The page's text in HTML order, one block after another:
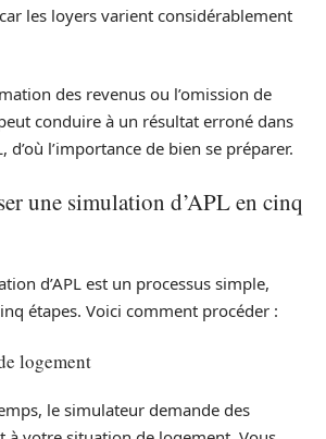
les loyers varient considérablement
des revenus ou l’omission de
conduire à un résultat erroné dans
d’où l’importance de bien se préparer.
une simulation d’APL en cinq
d’APL est un processus simple,
étapes. Voici comment procéder :
logement
le simulateur demande des